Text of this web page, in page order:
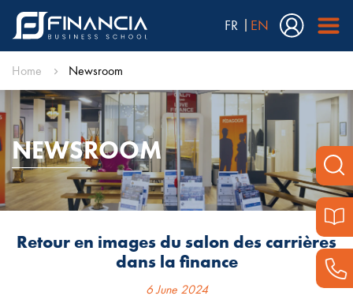
FR EN
Home Newsroom
NEWSROOM
Retour en images du salon des carrières
dans la finance
6 June 2024